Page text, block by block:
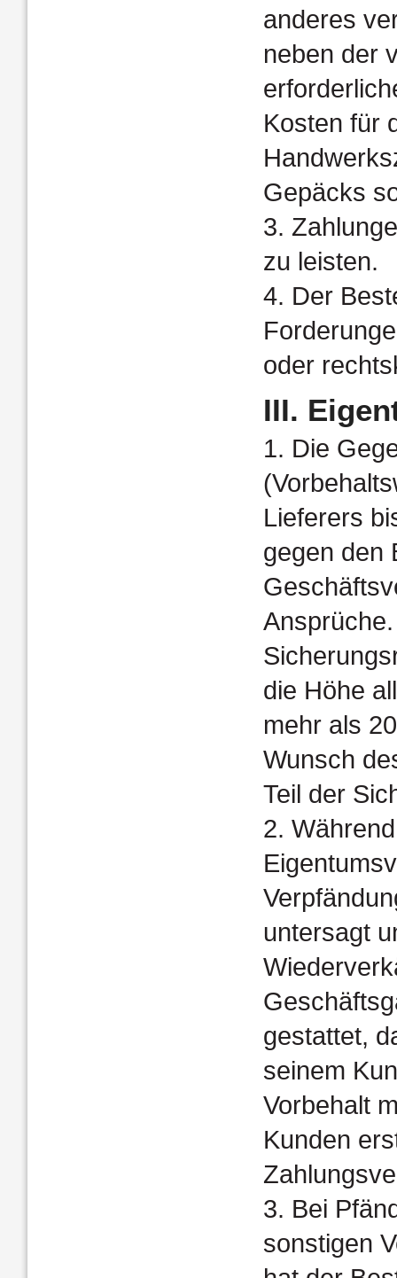
anderes
neben der
Kosten für
Gepäcks
3.
zu leisten.
4. Der
oder
III.
1. Die
Lieferers
gegen den
die Höhe
mehr als
Wunsch
Teil der
2.
untersagt
gestattet,
seinem
Vorbehalt
Kunden
3. Bei
sonstigen